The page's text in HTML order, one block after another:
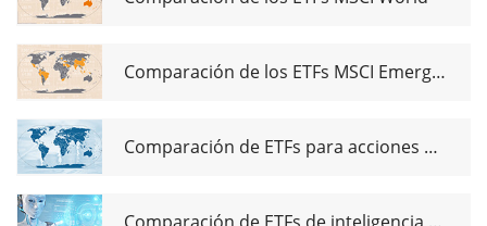
Comparación de los ETFs MSCI Emerging Markets
Comparación de ETFs para acciones de dividendos globales